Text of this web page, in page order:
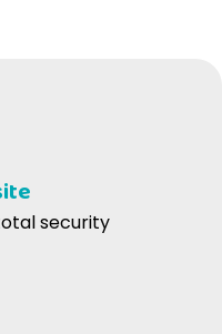
security